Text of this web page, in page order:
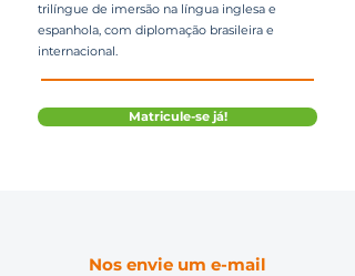
trilíngue de imersão na língua inglesa e
espanhola, com diplomação brasileira e
internacional.
Matricule-se já!
Nos envie um e-mail